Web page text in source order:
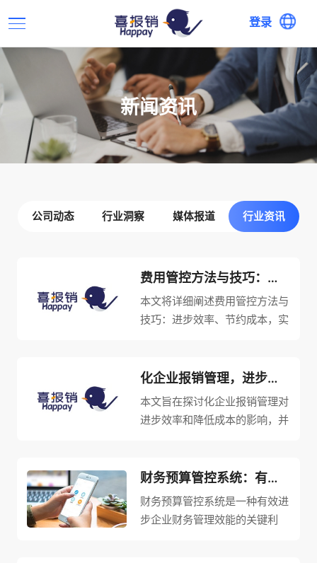
登录
新闻资讯
公司动态 行业洞察 媒体报道 行业资讯
费用管控方法与技巧：进步效率、节约成本，实现优质经济发展
本文将详细阐述费用管控方法与
技巧：进步效率、节约成本，实
方法与技巧；其次，探讨节约成
本的方法与技巧；然后，探讨实
现优质经济发展的方法与技巧；
化企业报销管理，进步效率降低成本，助力企业发展
本文旨在探讨化企业报销管理对
进步效率和降低成本的影响，并
能够进步报销流程的标准化和自
动化程度，从而进步效率。其
次，化的报销管理能够减少报销
财务预算管控系统：有效进步企业财务管理效能的关键利器
财务预算管控系统是一种有效进
步企业财务管理效能的关键利